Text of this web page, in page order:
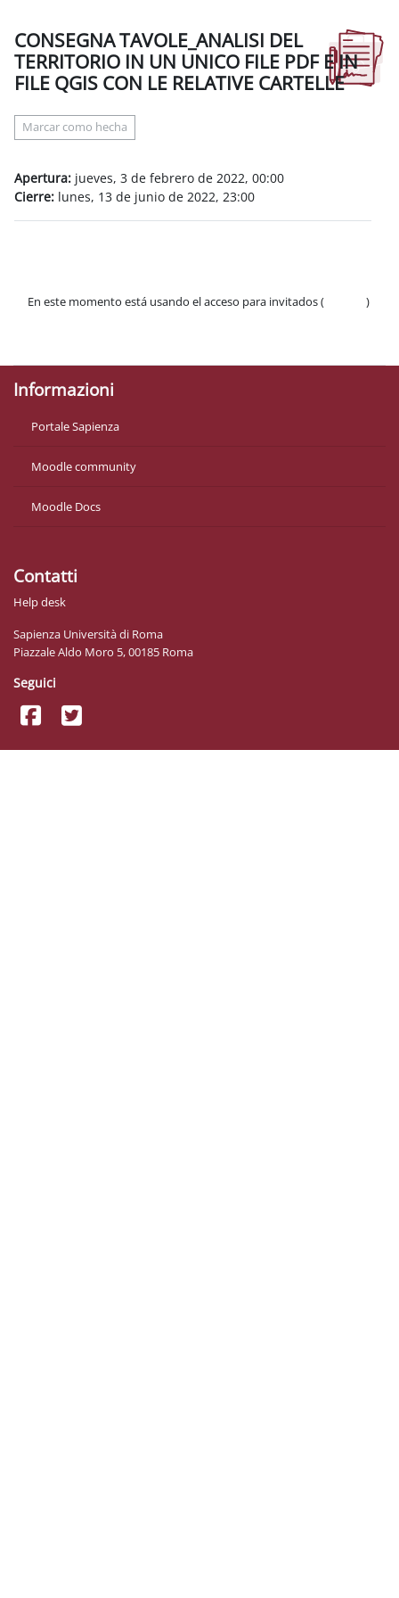
CONSEGNA TAVOLE_ANALISI DEL
TERRITORIO IN UN UNICO FILE PDF E IN
FILE QGIS CON LE RELATIVE CARTELLE
Marcar como hecha
Apertura: jueves, 3 de febrero de 2022, 00:00
Cierre: lunes, 13 de junio de 2022, 23:00
En este momento está usando el acceso para invitados (
)
Informazioni
Portale Sapienza
Moodle community
Moodle Docs
Contatti
Help desk
Sapienza Università di Roma
Piazzale Aldo Moro 5, 00185 Roma
Seguici